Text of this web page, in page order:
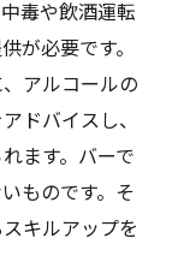
毒や飲酒運転
が必要です。
アルコールの
ドバイスし、
ます。バーで
ものです。そ
キルアップを